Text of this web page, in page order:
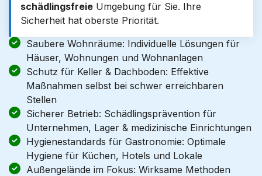
schädlingsfreie Umgebung für Sie. Ihre
Sicherheit hat oberste Priorität.
Saubere Wohnräume: Individuelle Lösungen für
Häuser, Wohnungen und Wohnanlagen
Schutz für Keller & Dachboden: Effektive
Maßnahmen selbst bei schwer erreichbaren
Stellen
Sicherer Betrieb: Schädlingsprävention für
Unternehmen, Lager & medizinische Einrichtungen
Hygienestandards für Gastronomie: Optimale
Hygiene für Küchen, Hotels und Lokale
Außengelände im Fokus: Wirksame Methoden